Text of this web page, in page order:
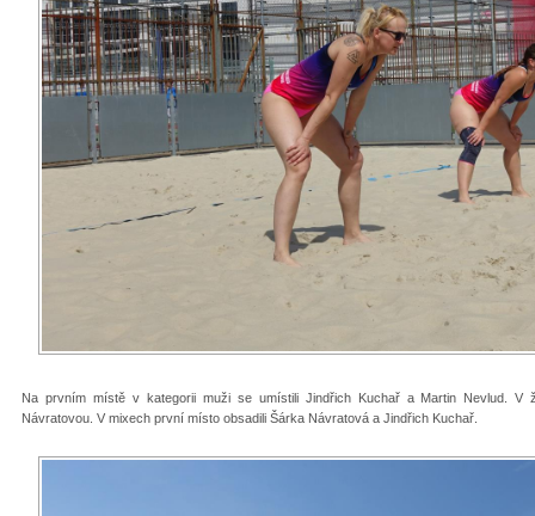
Na prvním místě v kategorii muži se umístili Jindřich Kuchař a Martin Nevlud. V
Návratovou. V mixech první místo obsadili Šárka Návratová a Jindřich Kuchař.